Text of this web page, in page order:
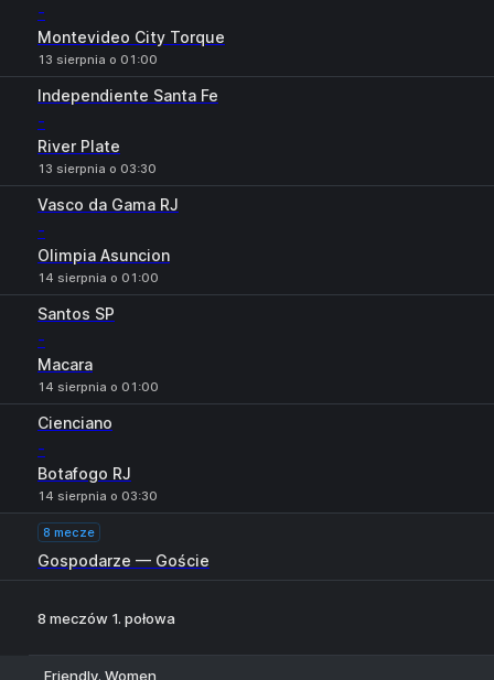
-
Montevideo City Torque
13 sierpnia o 01:00
Independiente Santa Fe
-
River Plate
13 sierpnia o 03:30
Vasco da Gama RJ
-
Olimpia Asuncion
14 sierpnia o 01:00
Santos SP
-
Macara
14 sierpnia o 01:00
Cienciano
-
Botafogo RJ
14 sierpnia o 03:30
8 mecze
Gospodarze — Goście
8 meczów 1. połowa
Friendly. Women